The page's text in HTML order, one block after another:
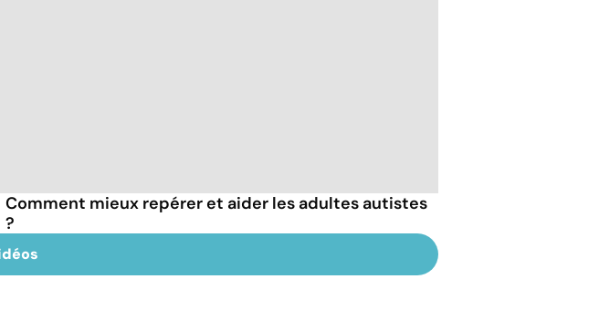
Comment mieux repérer et aider les adultes autistes
?